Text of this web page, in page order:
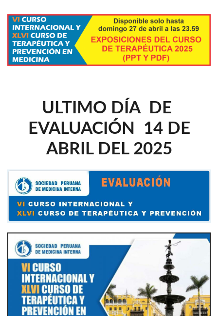
ULTIMO DÍA DE
EVALUACIÓN 14 DE
ABRIL DEL 2025